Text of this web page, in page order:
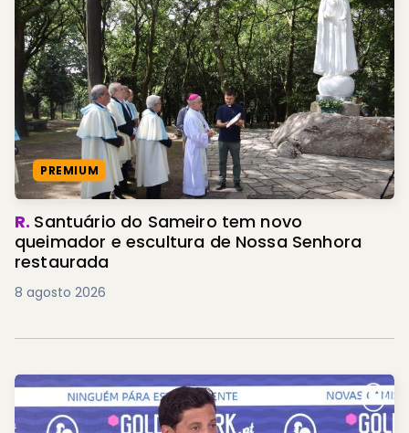
PREMIUM
R. Santuário do Sameiro tem novo
queimador e escultura de Nossa Senhora
restaurada
8 agosto 2026